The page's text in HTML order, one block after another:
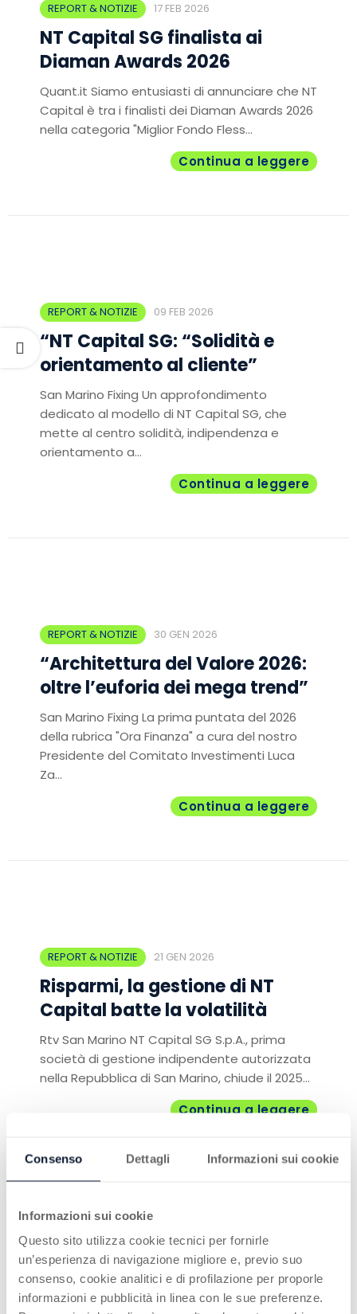
Consenso Dettagli Informazioni sui cookie
Informazioni sui cookie
Questo sito utilizza cookie tecnici per fornirle
un’esperienza di navigazione migliore e, previo suo
consenso, cookie analitici e di profilazione per proporle
informazioni e pubblicità in linea con le sue preferenze.
REPORT & NOTIZIE 17 FEB 2026
NT Capital SG finalista ai
Diaman Awards 2026
Quant.it Siamo entusiasti di annunciare che NT
Capital è tra i finalisti dei Diaman Awards 2026
nella categoria "Miglior Fondo Fless...
Continua a leggere
REPORT & NOTIZIE 09 FEB 2026
“NT Capital SG: “Solidità e
orientamento al cliente”
San Marino Fixing Un approfondimento
dedicato al modello di NT Capital SG, che
mette al centro solidità, indipendenza e
orientamento a...
Continua a leggere
REPORT & NOTIZIE 30 GEN 2026
“Architettura del Valore 2026:
oltre l’euforia dei mega trend”
San Marino Fixing La prima puntata del 2026
della rubrica "Ora Finanza" a cura del nostro
Presidente del Comitato Investimenti Luca
Za...
Continua a leggere
REPORT & NOTIZIE 21 GEN 2026
Risparmi, la gestione di NT
Capital batte la volatilità
Rtv San Marino NT Capital SG S.p.A., prima
società di gestione indipendente autorizzata
nella Repubblica di San Marino, chiude il 2025...
Continua a leggere
REPORT & NOTIZIE 05 DIC 2025
Il potere della conoscenza